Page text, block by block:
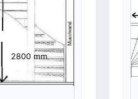
2800 mm